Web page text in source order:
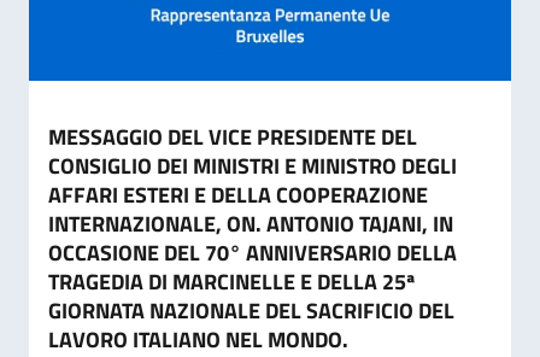
MESSAGGIO DEL VICE PRESIDENTE DEL
CONSIGLIO DEI MINISTRI E MINISTRO DEGLI
AFFARI ESTERI E DELLA COOPERAZIONE
INTERNAZIONALE, ON. ANTONIO TAJANI, IN
OCCASIONE DEL 70° ANNIVERSARIO DELLA
TRAGEDIA DI MARCINELLE E DELLA 25ª
GIORNATA NAZIONALE DEL SACRIFICIO DEL
LAVORO ITALIANO NEL MONDO.